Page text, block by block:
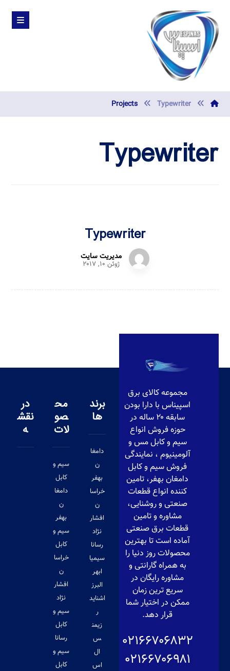
Projects Typewriter
Typewriter
Typewriter
مدیریت سایت
ژوئن ۱۰, ۲۰۱۷
مجموعه کالای برق
اسپیناس با دارا بودن
سابقه ۲۰ ساله در
حوزه فروش انواع
سیم و کابل مس و
آلومینیوم ، نمایندگی
فروش سیم و کابل
دامغان بهفر، تامین
کننده انواع قطعات
صنعتی و روشنایی،
مشاوره و تامین
قطعات برق صنعتی
آماده است تا بهترین
محصولات روز دنیا را
به همراه گارانتی و
مشاوره رایگان در
سریع ترین زمان
ممکن در اختیار شما
قرار دهد.
۰۲۱۶۶۷۰۶۸۳۲
۰۲۱۶۶۷۰۶۹۸۱
برند
ها
دامغا
ن
بهفر
خراسا
ن
افشار
نژاد
رسانا
سیمیا
ابهر
البرز
اشناید
ر
زیمن
س
ال
اس
مح
صو
لات
سیم و
کابل
دامغا
ن
بهفر
سیم و
کابل
خراسا
ن
افشار
نژاد
سیم و
کابل
رسانا
سیم و
کابل
در
نقش
ه